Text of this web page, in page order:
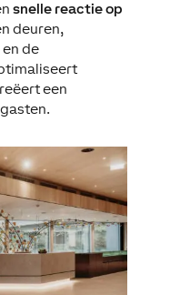
snelle reactie op
deuren,
de
een